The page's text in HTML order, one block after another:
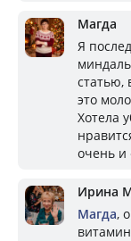
Магда
Я
статью,
это
Хотела
очень и
Ирина
Магда,